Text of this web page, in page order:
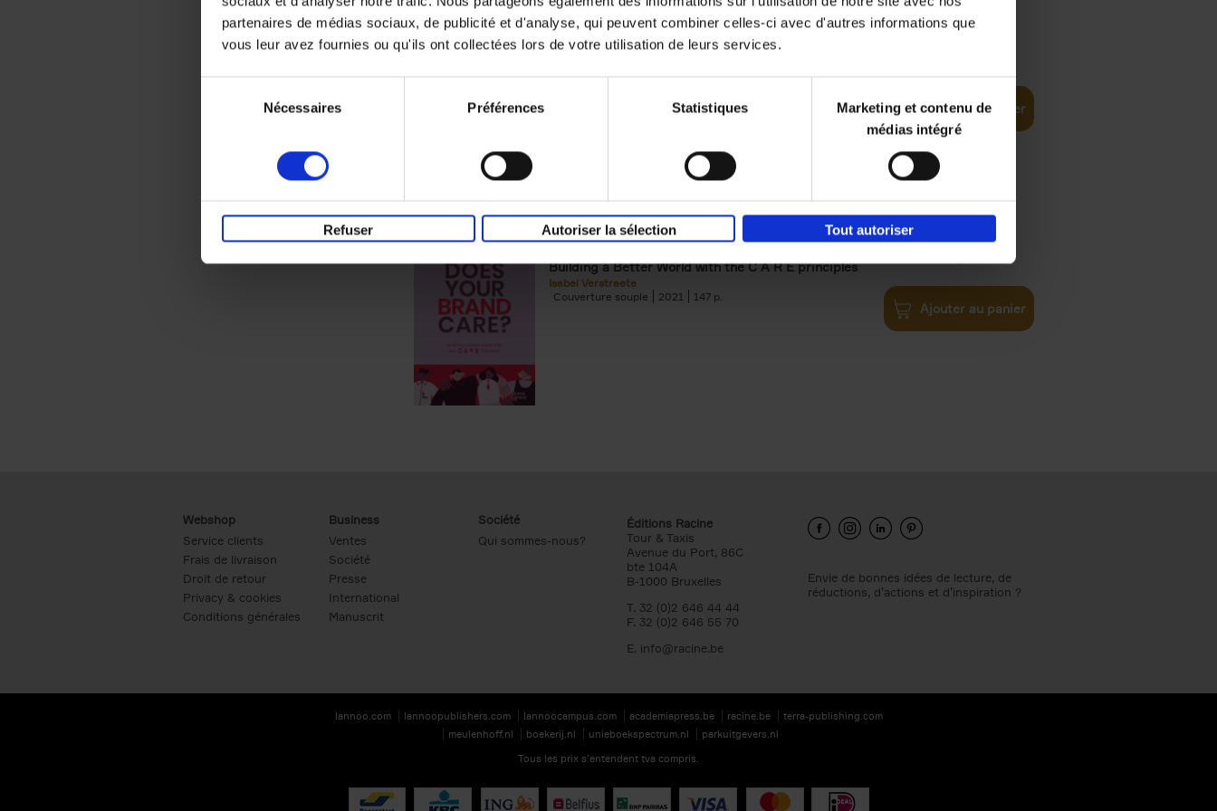
partenaires de médias sociaux, de publicité et d'analyse, qui peuvent combiner celles-ci avec d'autres informations que
vous leur avez fournies ou qu'ils ont collectées lors de votre utilisation de leurs services.
Nécessaires Préférences Statistiques
Marketing et contenu de
médias intégré
Refuser Autoriser la sélection Tout autoriser
Digital marketing like a PRO -
completely revised edition
Ajouter au panier
Does Your Brand Care?
Building a Better World with the C A R E principles
Isabel Verstraete
Couverture souple
2021 147
€34,99
Ajouter au panier
Webshop
Service clients
Frais de livraison
Droit de retour
Privacy & cookies
Conditions générales
Business
Ventes
Société
Presse
International
Manuscrit
Société
Qui sommes-nous?
Éditions Racine
Tour & Taxis
Avenue du Port, 86C
bte 104A
B-1000 Bruxelles
T. 32 (0)2 646 44 44
F. 32 (0)2 646 55 70
E. info@racine.be
Envie de bonnes idées de lecture, de
réductions, d’actions et d’inspiration ?
lannoo.com lannoopublishers.com lannoocampus.com academiapress.be racine.be
terra-publishing.com
meulenhoff.nl
boekerij.nl unieboekspectrum.nl
parkuitgevers.nl
Tous les prix s’entendent tva compris.